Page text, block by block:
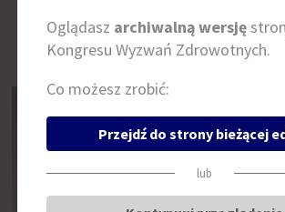
B C D E F G H I J K L Ł
U W Z
Oglądasz archiwalną wersję
Kongresu Wyzwań Zdrowotnych.
Co możesz zrobić:
Przejdź do strony bieżącej
lub